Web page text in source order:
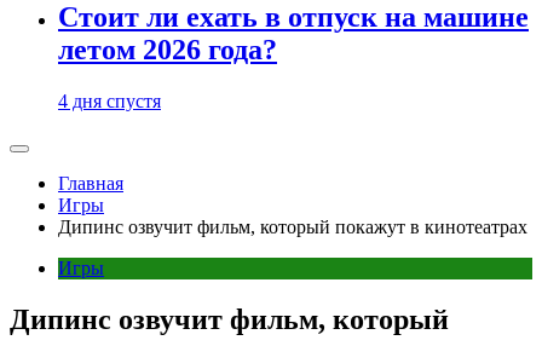
Стоит ли ехать в отпуск на машине
летом 2026 года?
4 дня спустя
Главная
Игры
Дипинс озвучит фильм, который покажут в кинотеатрах
Игры
Дипинс озвучит фильм, который